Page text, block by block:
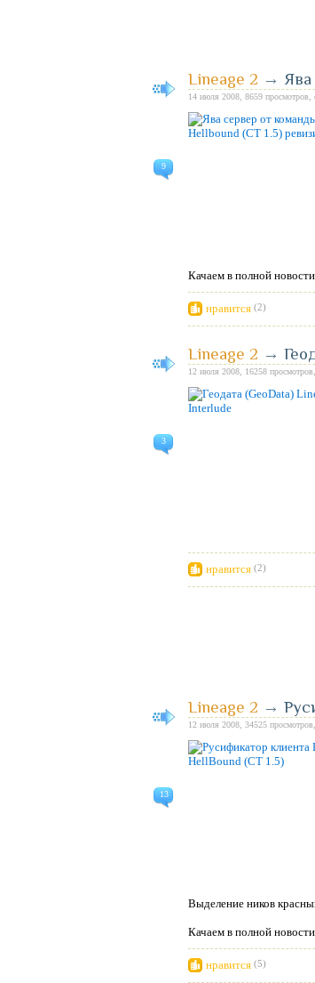
9
Lineage 2 →
14 июля 2008, 8659 просмотров,
Качаем в полной
нравится (2)
3
Lineage 2 →
12 июля 2008, 16258
нравится (2)
13
Lineage 2 →
12 июля 2008, 34525
Выделение ников
Качаем в полной новости
нравится (5)